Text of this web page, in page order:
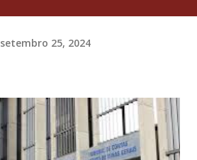
setembro 25, 2024